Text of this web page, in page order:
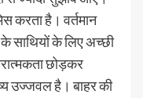
करता है। वर्तमान
साथियों के लिए अच्छी
छोड़कर
उज्जवल है। बाहर की